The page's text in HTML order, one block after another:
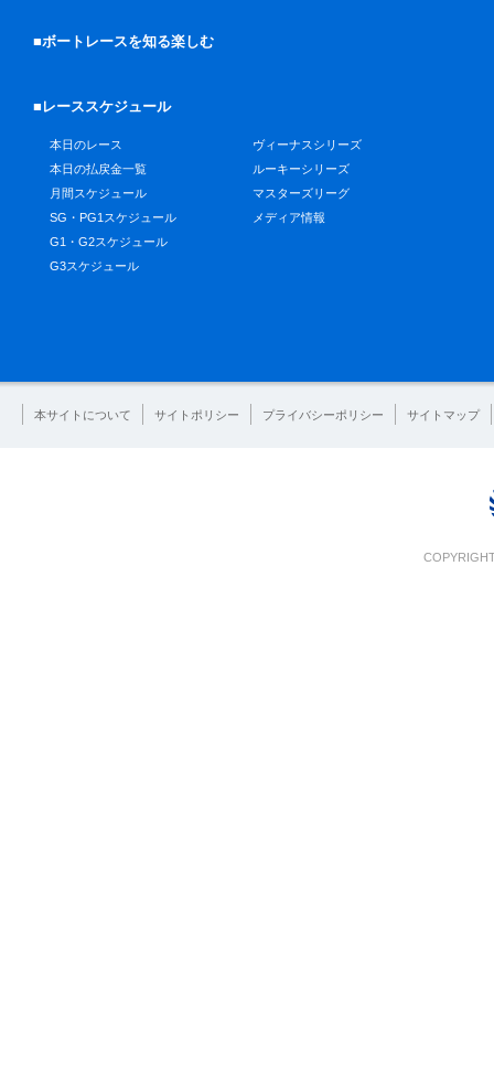
■ボートレースを知る楽しむ
■レーススケジュール
本日のレース
本日の払戻金一覧
月間スケジュール
SG・PG1スケジュール
G1・G2スケジュール
G3スケジュール
ヴィーナスシリーズ
ルーキーシリーズ
マスターズリーグ
メディア情報
本サイトについて サイトポリシー プライバシーポリシー サイトマップ